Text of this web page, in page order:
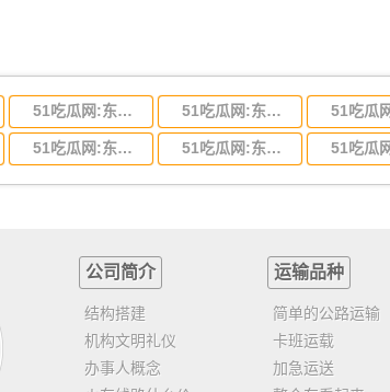
51吃瓜网:东莞到甘肃省物流运输,东莞到甘肃省物流公司 51吃瓜网:东莞到陕西省物流运输,东莞到陕西省物流公司
51吃瓜网:东莞到浙江省物流运输,东莞到浙江省物流公司 51吃瓜网:东莞到福建省物流运输,东莞到福建省物流公司
公司简介
结构搭建
机构文明礼仪
办事人概念
运输品种
简单的公路运输
卡班运载
加急运送